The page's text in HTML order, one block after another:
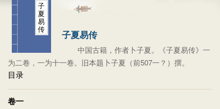
子
夏
易
传
子夏易传
中国古籍，作者卜子夏。《子夏易传》一
为二卷，一为十一卷。旧本题卜子夏（前507一？）撰。
目录
卷一